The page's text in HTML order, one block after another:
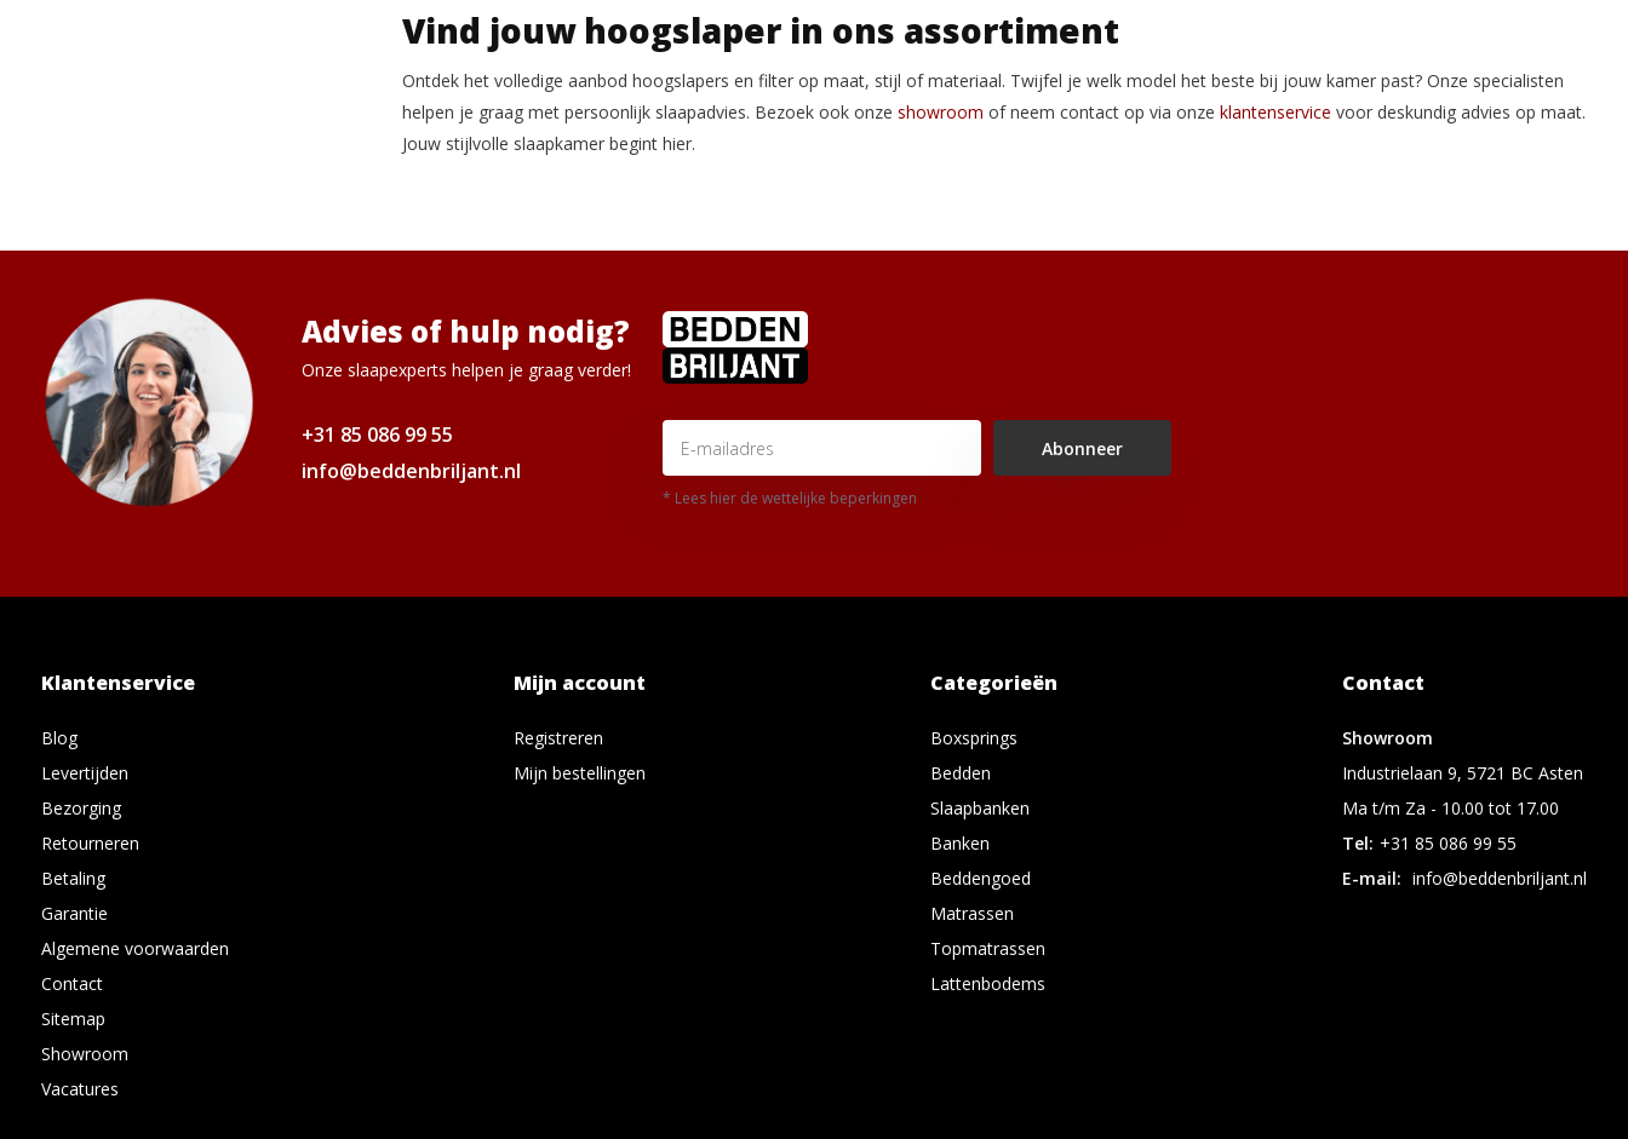
Vind jouw hoogslaper in ons assortiment
Ontdek het volledige aanbod hoogslapers en filter op maat, stijl of materiaal. Twijfel je welk model het beste bij jouw kamer past? Onze specialisten
helpen je graag met persoonlijk slaapadvies. Bezoek ook onze showroom of neem contact op via onze klantenservice voor deskundig advies op maat.
Jouw stijlvolle slaapkamer begint hier.
Advies of hulp nodig?
Onze slaapexperts helpen je graag verder!
+31 85 086 99 55
info@beddenbriljant.nl
Abonneer
* Lees hier de wettelijke beperkingen
Klantenservice
Blog
Levertijden
Bezorging
Retourneren
Betaling
Garantie
Algemene voorwaarden
Contact
Sitemap
Showroom
Vacatures
Mijn account
Registreren
Mijn bestellingen
Categorieën
Boxsprings
Bedden
Slaapbanken
Banken
Beddengoed
Matrassen
Topmatrassen
Lattenbodems
Contact
Showroom
Industrielaan 9, 5721 BC Asten
Ma t/m Za - 10.00 tot 17.00
Tel: +31 85 086 99 55
E-mail: info@beddenbriljant.nl